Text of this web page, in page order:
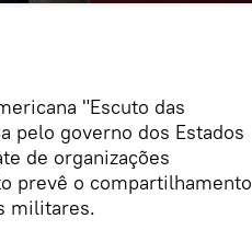
"Escuto das
pelo governo dos Estados
de organizações
prevê o compartilhamento
militares.